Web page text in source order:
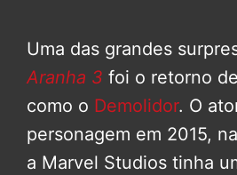
Uma das grandes
Aranha 3 foi o retorno de
como o Demolidor. O
personagem em 2015,
a Marvel Studios tinha